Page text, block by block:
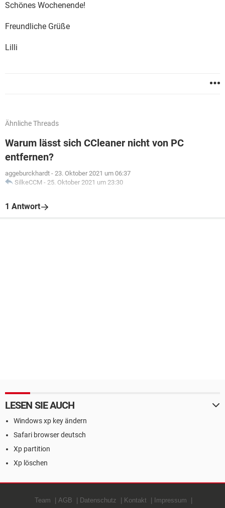
Schönes Wochenende!
Freundliche Grüße
Lilli
Ähnliche Threads
Warum lässt sich CCleaner nicht von PC
entfernen?
aggeburckhardt - 23. Oktober 2021 um 06:37
SilkeCCM - 25. Oktober 2021 um 23:30
1 Antwort
LESEN SIE AUCH
Windows xp key ändern
Safari browser deutsch
Xp partition
Xp löschen
Team AGB Datenschutz Kontakt Impressum